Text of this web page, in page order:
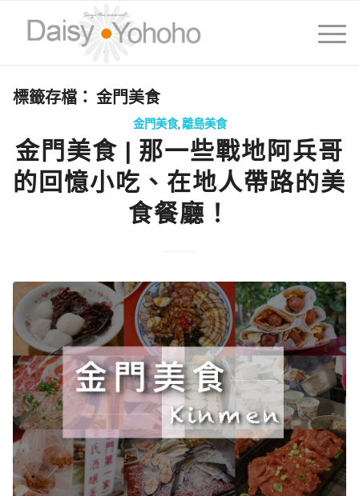
標籤存檔： 金門美食
金門美食,離島美食
金門美食 | 那一些戰地阿兵哥
的回憶小吃、在地人帶路的美
食餐廳！